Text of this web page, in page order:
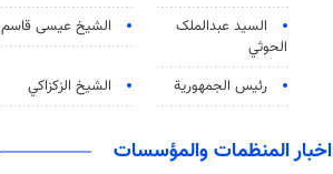
السید عبدالملک
الحوثي
الشيخ عيسى قاسم
رئيس الجمهورية الشيخ الزكزاكي
اخبار المنظمات والمؤسسات